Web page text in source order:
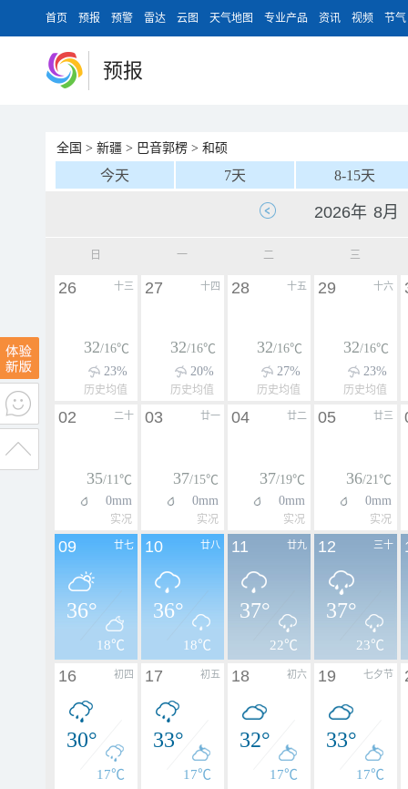
首页 预报 预警 雷达 云图 天气地图 专业产品 资讯 视频 节气
预报
全国 > 新疆 > 巴音郭楞 > 和硕
今天 7天 8-15天
日 一 二 三
十三
26
32/16℃
23%
历史均值
十四
27
32/16℃
20%
历史均值
十五
28
32/16℃
27%
历史均值
十六
29
32/16℃
23%
历史均值
二十
02
35/11℃
0mm
实况
廿一
03
37/15℃
0mm
实况
廿二
04
37/19℃
0mm
实况
廿三
05
36/21℃
0mm
实况
廿七
09
36°
18℃
廿八
10
36°
18℃
廿九
11
37°
22℃
三十
12
37°
23℃
初四
16
30°
17℃
初五
17
33°
17℃
初六
18
32°
17℃
七夕节
19
33°
17℃